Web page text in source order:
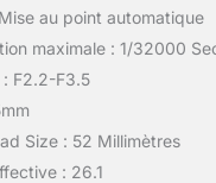
au point automatique
maximale : 1/32000
F2.2-F3.5
Size : 52 Millimètres
: 26.1